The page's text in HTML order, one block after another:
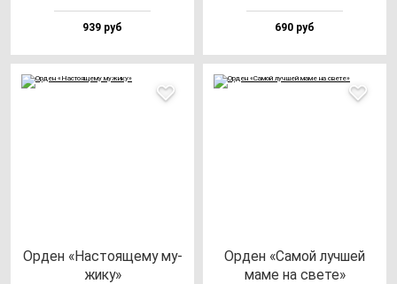
939 руб 690 руб
Орден «Нас­то­яще­му му­
жи­ку»
Орден «Самой луч­шей
ма­ме на све­те»